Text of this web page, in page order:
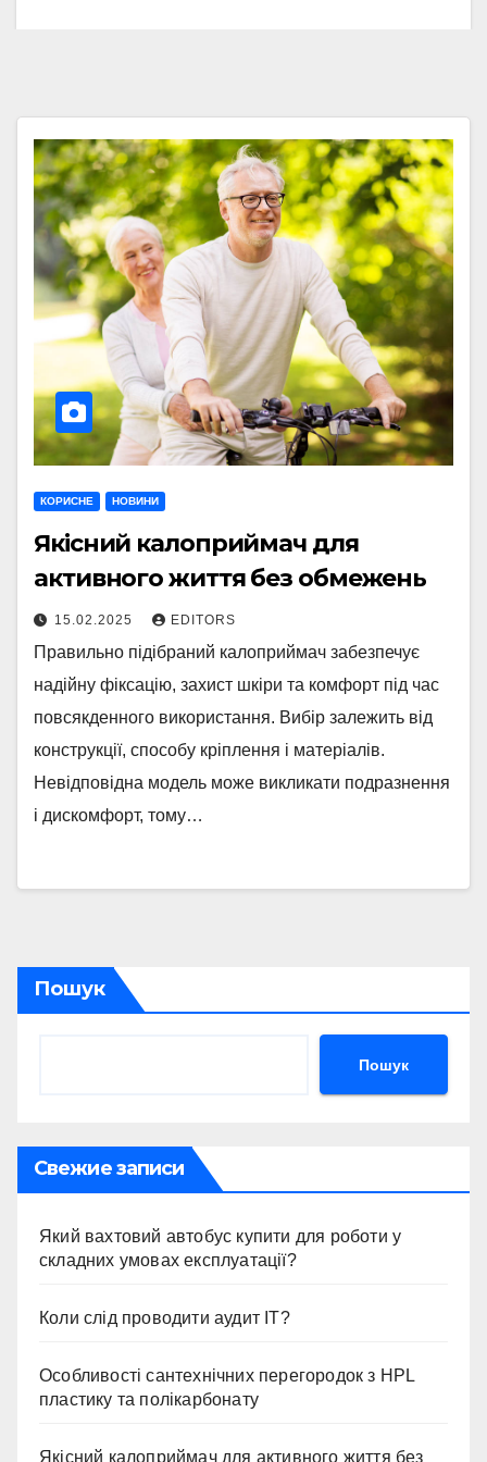
КОРИСНЕ НОВИНИ
Якісний калоприймач для
активного життя без обмежень
15.02.2025 EDITORS
Правильно підібраний калоприймач забезпечує
надійну фіксацію, захист шкіри та комфорт під час
повсякденного використання. Вибір залежить від
конструкції, способу кріплення і матеріалів.
Невідповідна модель може викликати подразнення
і дискомфорт, тому…
Пошук
Пошук
Свежие записи
Який вахтовий автобус купити для роботи у
складних умовах експлуатації?
Коли слід проводити аудит ІТ?
Особливості сантехнічних перегородок з HPL
пластику та полікарбонату
Якісний калоприймач для активного життя без